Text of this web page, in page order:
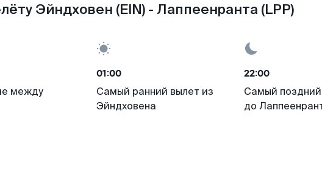
Эйндховен (EIN) - Лаппеенранта (LPP)
между
01:00
Самый ранний вылет из
Эйндховена
22:00
Самый
до